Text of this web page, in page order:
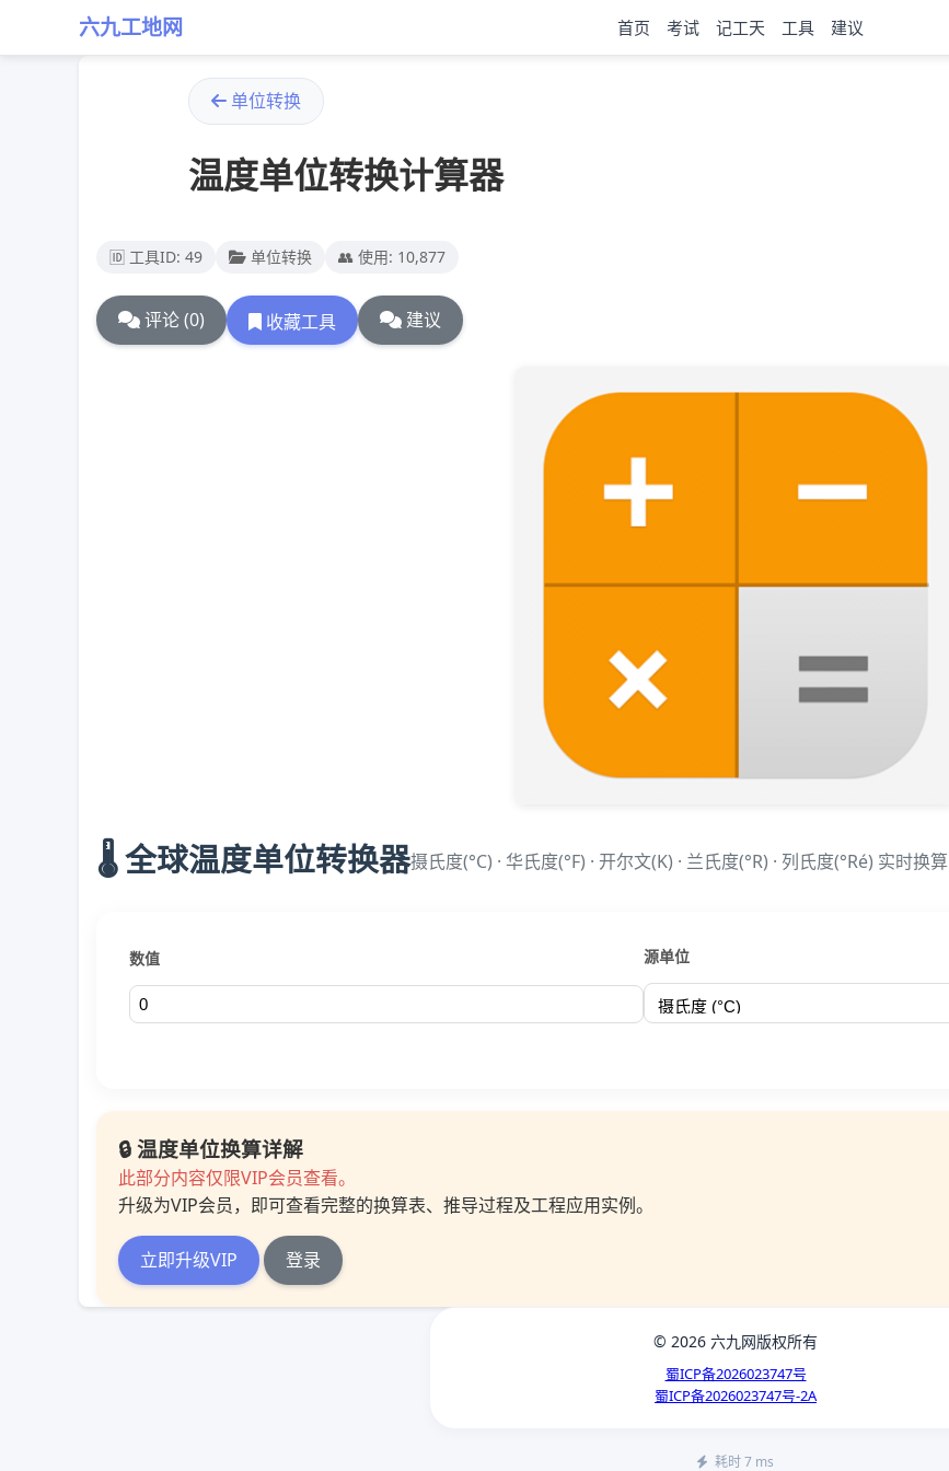
六九工地网 首页 考试 记工天 工具 建议
单位转换
温度单位转换计算器
🆔 工具ID: 49 单位转换 👥 使用: 10,877
评论 (0) 收藏工具 建议
🌡️ 全球温度单位转换器摄氏度(°C) · 华氏度(°F) · 开尔文(K) · 兰氏度(°R) · 列氏度(°Ré) 实时换算
数值 源单位
🔒 温度单位换算详解
此部分内容仅限VIP会员查看。
升级为VIP会员，即可查看完整的换算表、推导过程及工程应用实例。
立即升级VIP 登录
© 2026 六九网版权所有
蜀ICP备2026023747号
蜀ICP备2026023747号-2A
耗时 7 ms